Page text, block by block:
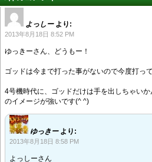
よっしー より:
2013年8月18日 8:52 PM
ゆっきーさん、どうもー！
ゴッドは今まで打った事がないので今度打っ
4号機時代に、ゴッドだけは手を出しちゃい
のイメージが強いです(^ ^)
ゆっきー より:
2013年8月18日 8:58 PM
よっしーさん